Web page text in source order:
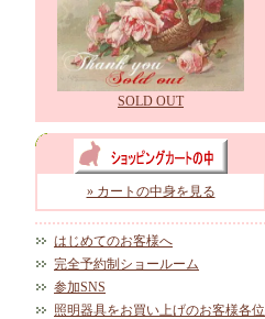
SOLD OUT
» カートの中身を見る
はじめてのお客様へ
完全予約制ショールーム
参加SNS
照明器具をお買い上げのお客様各位